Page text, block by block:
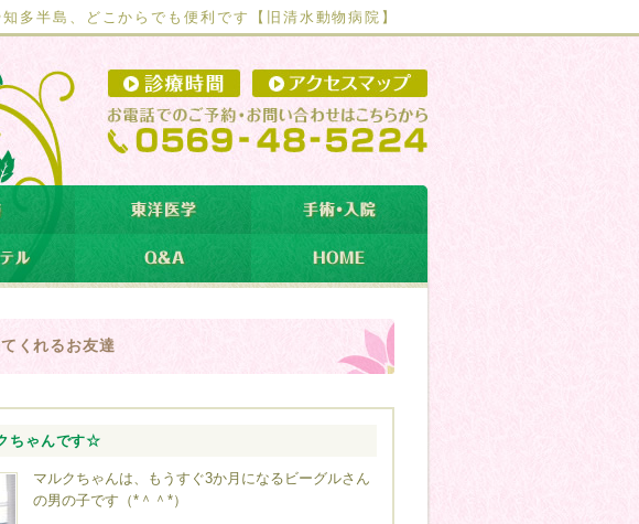
多半島、どこからでも便利です【 旧清水動物病院】
くれるお友達
ちゃんです☆
マルクちゃんは、もうすぐ3か月になるビーグルさん
の男の子です（*＾＾*）